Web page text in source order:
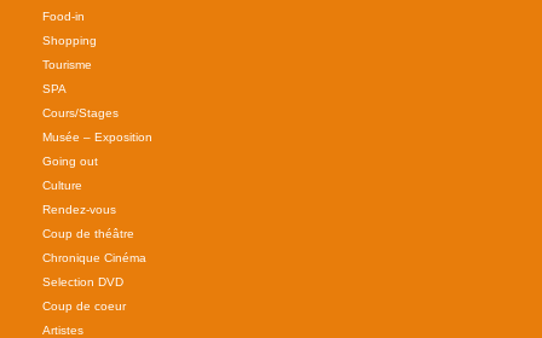
Food-in
Shopping
Tourisme
SPA
Cours/Stages
Musée – Exposition
Going out
Culture
Rendez-vous
Coup de théâtre
Chronique Cinéma
Selection DVD
Coup de coeur
Artistes